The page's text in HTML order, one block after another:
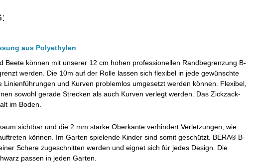
aus Polyethylen
Beete können mit unserer 12 cm hohen professionellen Randbegrenzung B-
werden. Die 10m auf der Rolle lassen sich flexibel in jede gewünschte
und Kurven problemlos umgesetzt werden können. Flexibel,
sowohl gerade Strecken als auch Kurven verlegt werden. Das Zickzack-
im Boden.
sichtbar und die 2 mm starke Oberkante verhindert Verletzungen, wie
können. Im Garten spielende Kinder sind somit geschützt. BERA® B-
Schere zugeschnitten werden und eignet sich für jedes Design. Die
passen in jeden Garten.